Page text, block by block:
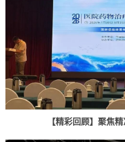
【精彩回顾】聚焦